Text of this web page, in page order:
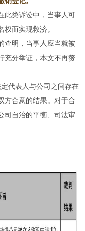
此类诉讼中，当事人可
而实现救济。
查明，当事人应当就被
充分举证，本文不再赘
代表人与公司之间存在
方合意的结果。对于合
司自治的平衡、司法审